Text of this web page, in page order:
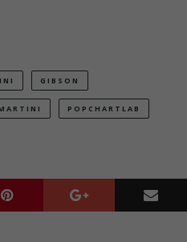
GIBSON
POPCHARTLAB